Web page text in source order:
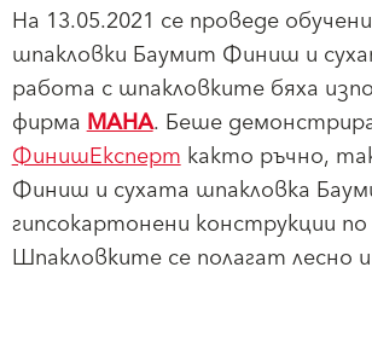
На 13.05.2021 се проведе
шпакловки Баумит Финиш и
работа с шпакловките бяха
фирмаМАНА. Беше
ФинишЕксперткакто ръчно,
Финиш и сухата шпакловка
гипсокартонени конструкции
Шпакловките се полагат лесно